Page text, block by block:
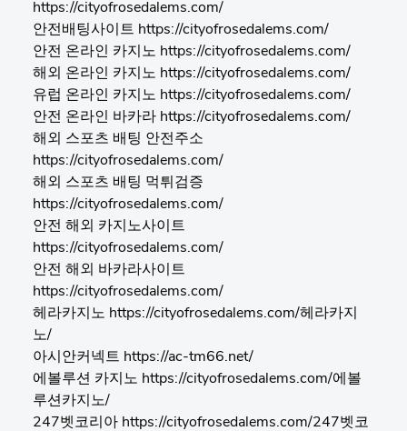
https://cityofrosedalems.com/
안전배팅사이트 https://cityofrosedalems.com/
안전 온라인 카지노 https://cityofrosedalems.com/
해외 온라인 카지노 https://cityofrosedalems.com/
유럽 온라인 카지노 https://cityofrosedalems.com/
안전 온라인 바카라 https://cityofrosedalems.com/
해외 스포츠 배팅 안전주소
https://cityofrosedalems.com/
해외 스포츠 배팅 먹튀검증
https://cityofrosedalems.com/
안전 해외 카지노사이트
https://cityofrosedalems.com/
안전 해외 바카라사이트
https://cityofrosedalems.com/
헤라카지노 https://cityofrosedalems.com/헤라카지
노/
아시안커넥트 https://ac-tm66.net/
에볼루션 카지노 https://cityofrosedalems.com/에볼
루션카지노/
247벳코리아 https://cityofrosedalems.com/247벳코